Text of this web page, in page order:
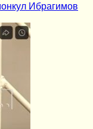
Ибрагимов